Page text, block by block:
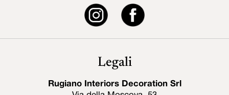
Legali
Rugiano Interiors Decoration Srl